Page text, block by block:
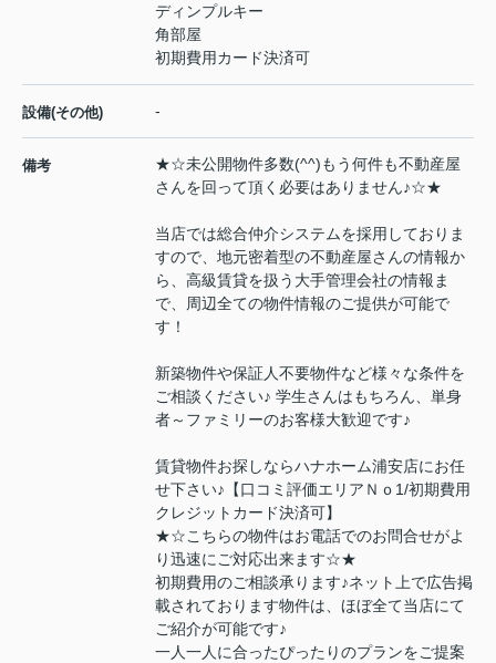
ディンプルキー
角部屋
初期費用カード決済可
設備(その他) -
備考
★☆未公開物件多数(^^)もう何件も不動産屋
さんを回って頂く必要はありません♪☆★
当店では総合仲介システムを採用しておりま
すので、地元密着型の不動産屋さんの情報か
ら、高級賃貸を扱う大手管理会社の情報ま
で、周辺全ての物件情報のご提供が可能で
す！
新築物件や保証人不要物件など様々な条件を
ご相談ください♪ 学生さんはもちろん、単身
者～ファミリーのお客様大歓迎です♪
賃貸物件お探しならハナホーム浦安店にお任
せ下さい♪【口コミ評価エリアＮｏ1/初期費用
クレジットカード決済可】
★☆こちらの物件はお電話でのお問合せがよ
り迅速にご対応出来ます☆★
初期費用のご相談承ります♪ネット上で広告掲
載されております物件は、ほぼ全て当店にて
ご紹介が可能です♪
一人一人に合ったぴったりのプランをご提案